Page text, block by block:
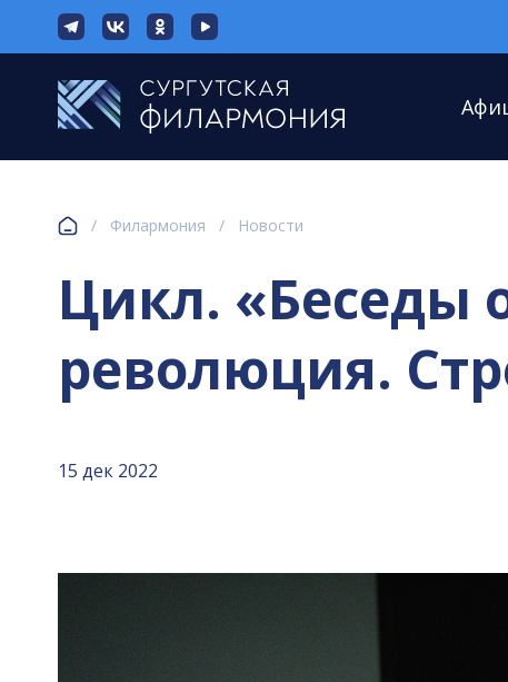
/ Филармония / Новости
Цикл. «Беседы
революция.
15 дек 2022